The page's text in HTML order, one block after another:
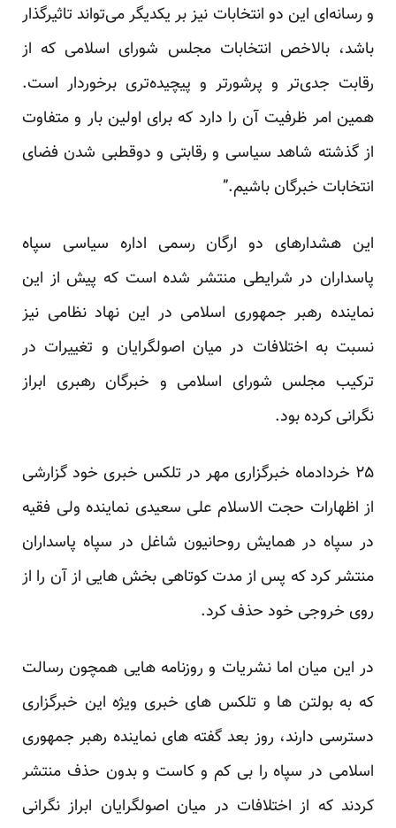
و رسانه‌ای این دو انتخابات نیز بر یکدیگر می‌تواند تاثیرگذار
باشد، بالاخص انتخابات مجلس شورای اسلامی که از
رقابت جدی‌تر و پرشورتر و پیچیده‌تری برخوردار است.
همین امر ظرفیت آن را دارد که برای اولین بار و متفاوت
از گذشته شاهد سیاسی و رقابتی و دوقطبی شدن فضای
انتخابات خبرگان باشیم.”
این هشدارهای دو ارگان رسمی اداره سیاسی سپاه
پاسداران در شرایطی منتشر شده است که پیش از این
نماینده رهبر جمهوری اسلامی در این نهاد نظامی نیز
نسبت به اختلافات در میان اصولگرایان و تغییرات در
ترکیب مجلس شورای اسلامی و خبرگان رهبری ابراز
نگرانی کرده بود.
۲۵ خردادماه خبرگزاری مهر در تلکس خبری خود گزارشی
از اظهارات حجت الاسلام علی سعیدی نماینده ولی فقیه
در سپاه در همایش روحانیون شاغل در سپاه پاسداران
منتشر کرد که پس از مدت کوتاهی بخش هایی از آن را از
روی خروجی خود حذف کرد.
در این میان اما نشریات و روزنامه هایی همچون رسالت
که به بولتن ها و تلکس های خبری ویژه این خبرگزاری
دسترسی دارند، روز بعد گفته های نماینده رهبر جمهوری
اسلامی در سپاه را بی کم و کاست و بدون حذف منتشر
کردند که از اختلافات در میان اصولگرایان ابراز نگرانی